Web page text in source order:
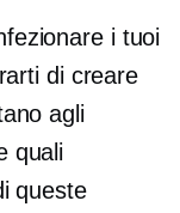
i tuoi
di creare
agli
quali
queste